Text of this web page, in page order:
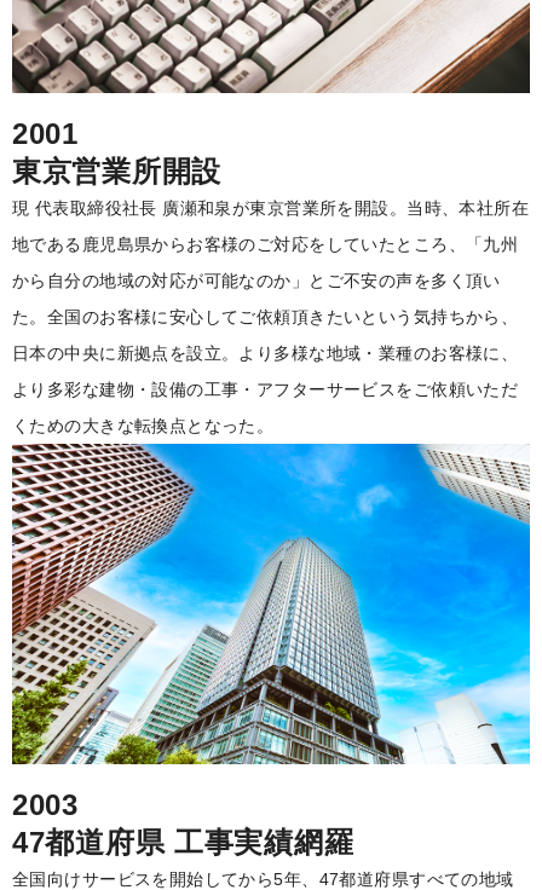
2001
東京営業所開設
現 代表取締役社長 廣瀬和泉が東京営業所を開設。当時、本社所在
地である鹿児島県からお客様のご対応をしていたところ、「九州
から自分の地域の対応が可能なのか」とご不安の声を多く頂い
た。全国のお客様に安心してご依頼頂きたいという気持ちから、
日本の中央に新拠点を設立。より多様な地域・業種のお客様に、
より多彩な建物・設備の工事・アフターサービスをご依頼いただ
くための大きな転換点となった。
2003
47都道府県 工事実績網羅
全国向けサービスを開始してから5年、47都道府県すべての地域